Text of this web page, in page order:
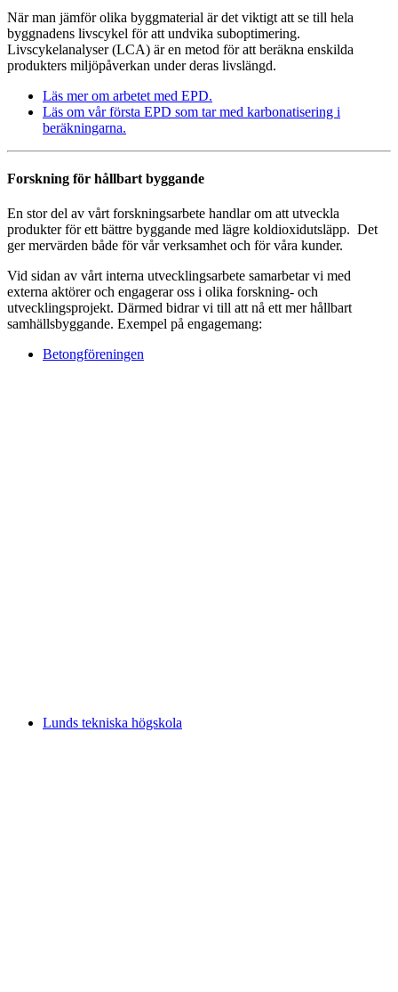
När man jämför olika byggmaterial är det viktigt att se till hela
byggnadens livscykel för att undvika suboptimering.
Livscykelanalyser (LCA) är en metod för att beräkna enskilda
produkters miljöpåverkan under deras livslängd.
Läs mer om arbetet med EPD.
Läs om vår första EPD som tar med karbonatisering i
beräkningarna.
Forskning för hållbart byggande
En stor del av vårt forskningsarbete handlar om att utveckla
produkter för ett bättre byggande med lägre koldioxidutsläpp. Det
ger mervärden både för vår verksamhet och för våra kunder.
Vid sidan av vårt interna utvecklingsarbete samarbetar vi med
externa aktörer och engagerar oss i olika forskning- och
utvecklingsprojekt. Därmed bidrar vi till att nå ett mer hållbart
samhällsbyggande. Exempel på engagemang:
Betongföreningen
Lunds tekniska högskola